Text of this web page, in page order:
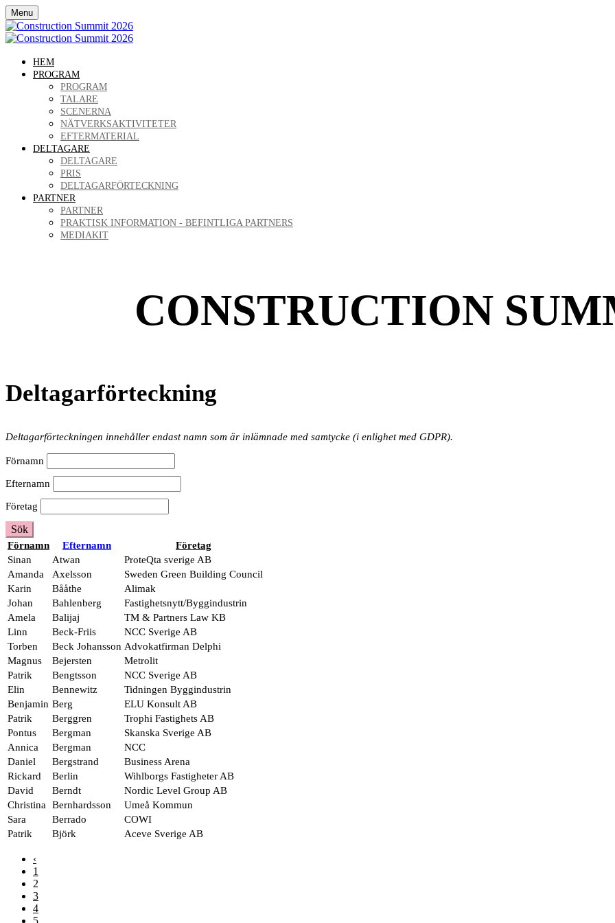
Menu
HEM
PROGRAM
PROGRAM
TALARE
SCENERNA
NÄTVERKSAKTIVITETER
EFTERMATERIAL
DELTAGARE
DELTAGARE
PRIS
DELTAGARFÖRTECKNING
PARTNER
PARTNER
PRAKTISK INFORMATION - BEFINTLIGA PARTNERS
MEDIAKIT
CONSTRUCTION
Deltagarförteckning
Deltagarförteckningen innehåller endast namn som är inlämnade med samtycke (i enlighet med GDPR).
Förnamn
Efternamn
Företag
Sök
Förnamn Efternamn
Företag
Sinan
Atwan
ProteQta sverige AB
Amanda
Axelsson
Sweden Green Building Council
Karin
Bååthe
Alimak
Johan
Bahlenberg
Fastighetsnytt/Byggindustrin
Amela
Balijaj
TM & Partners Law KB
Linn
Beck-Friis
NCC Sverige AB
Torben
Beck Johansson Advokatfirman Delphi
Magnus
Bejersten
Metrolit
Patrik
Bengtsson
NCC Sverige AB
Elin
Bennewitz
Tidningen Byggindustrin
Benjamin Berg
ELU Konsult AB
Patrik
Berggren
Trophi Fastighets AB
Pontus
Bergman
Skanska Sverige AB
Annica
Bergman
NCC
Daniel
Bergstrand
Business Arena
Rickard
Berlin
Wihlborgs Fastigheter AB
David
Berndt
Nordic Level Group AB
Christina
Bernhardsson
Umeå Kommun
Sara
Berrado
COWI
Patrik
Björk Aceve Sverige AB
‹
1
2
3
4
5